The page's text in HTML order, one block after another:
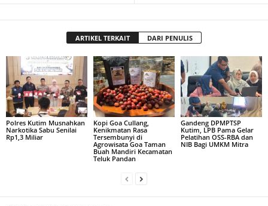
ARTIKEL TERKAIT DARI PENULIS
Polres Kutim Musnahkan
Narkotika Sabu Senilai
Rp1,3 Miliar
Kopi Goa Cullang,
Kenikmatan Rasa
Tersembunyi di
Agrowisata Goa Taman
Buah Mandiri Kecamatan
Teluk Pandan
Gandeng DPMPTSP
Kutim, LPB Pama Gelar
Pelatihan OSS-RBA dan
NIB Bagi UMKM Mitra